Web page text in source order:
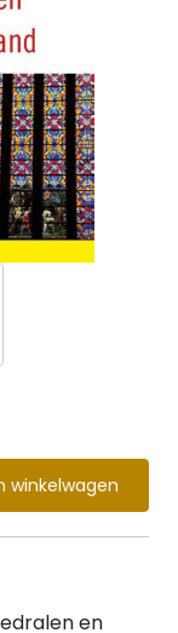
winkelwagen
en